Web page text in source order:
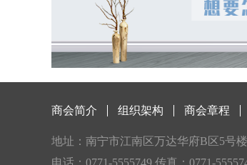
商会简介 组织架构 商会章程
地址：南宁市江南区万达华府B区5号
电话：0771-5555749 传真：0771-